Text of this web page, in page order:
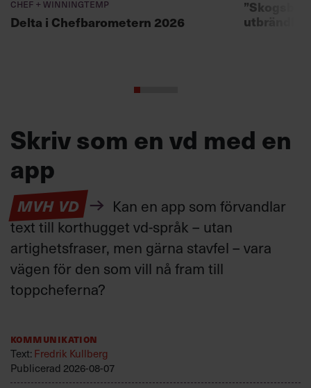
Chef + Winningtemp
Delta i Chefbarometern 2026
Skriv som en vd med en
app
MVH VD
Kan en app som förvandlar
text till korthugget vd-språk – utan
artighetsfraser, men gärna stavfel – vara
vägen för den som vill nå fram till
toppcheferna?
Kommunikation
Text:Fredrik Kullberg
Publicerad 2026-08-07